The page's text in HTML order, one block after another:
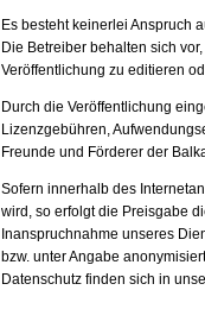
Es besteht keinerlei Anspruch
Die Betreiber behalten sich
Veröffentlichung zu editieren
Durch die Veröffentlichung
Lizenzgebühren,
Freunde und Förderer der
Sofern innerhalb des
wird, so erfolgt die Preisgabe
Inanspruchnahme unseres
bzw. unter Angabe
Datenschutz finden sich in